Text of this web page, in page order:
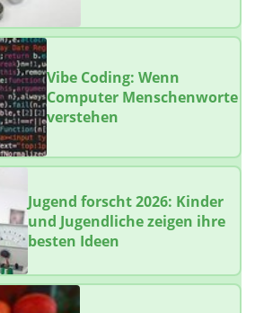
Vibe Coding: Wenn
Computer Menschenworte
verstehen
Jugend forscht 2026: Kinder
und Jugendliche zeigen ihre
besten Ideen